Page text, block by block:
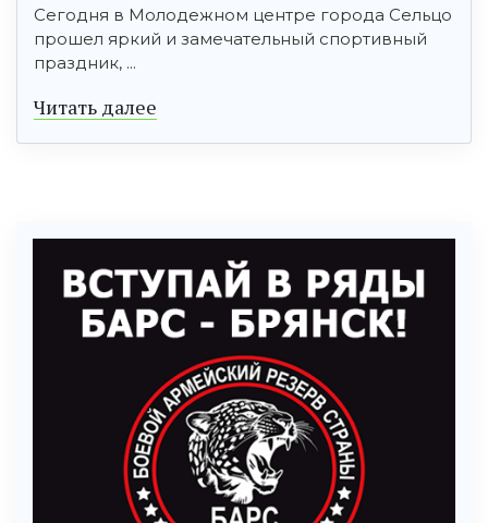
Сегодня в Молодежном центре города Сельцо
прошел яркий и замечательный спортивный
праздник, ...
Читать далее